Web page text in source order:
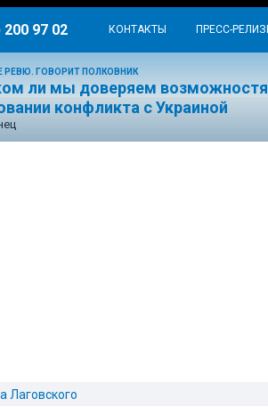
200 97 02 КОНТАКТЫ ПРЕСС-
РЕВЮ. ГОВОРИТ ПОЛКОВНИК
ли мы доверяем
конфликта с Украиной
Лаговского